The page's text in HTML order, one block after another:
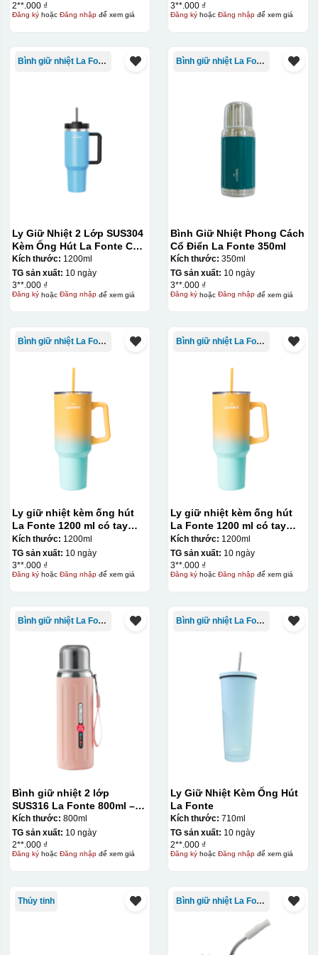
IN Decal lên GỐM SỨ
Bước 1: Tạo khuôn in để tạo ra Decal Bước 2: Dán
decal lên gốm sứ Bước 3: Cho vào lò nung ở nhiệt độ
700-800 độ C
Bước 1: Tạo ra DECALĐể tạo ra decal
giấy đặc biệt, và kích thước logo được căn chỉnh theo
sản phẩm, để khi dán không bị nhỏ hoặc to quá
Decal được in xong, sẽ có 1 nền vàng phía dưới
2**.000 ₫
Đăng kýhoặc Đăng nhậpđể xem giá
3**.000 ₫
Đăng kýhoặc Đăng nhậpđể xem giá
Bình giữ nhiệt La Fonte
Ly Giữ Nhiệt 2 Lớp SUS304
Kèm Ống Hút La Fonte Có
Tay Cầm 1200ml
Kích thước: 1200ml
TG sản xuất: 10 ngày
3**.000 ₫
Đăng kýhoặc Đăng nhậpđể xem giá
Bình giữ nhiệt La Fonte
Bình Giữ Nhiệt Phong Cách
Cổ Điển La Fonte 350ml
Kích thước: 350ml
TG sản xuất: 10 ngày
3**.000 ₫
Đăng kýhoặc Đăng nhậpđể xem giá
Bình giữ nhiệt La Fonte
Ly giữ nhiệt kèm ống hút
La Fonte 1200 ml có tay
cầm – 012317
Kích thước: 1200ml
TG sản xuất: 10 ngày
3**.000 ₫
Đăng kýhoặc Đăng nhậpđể xem giá
Bình giữ nhiệt La Fonte
Ly giữ nhiệt kèm ống hút
La Fonte 1200 ml có tay
cầm – 012317
Kích thước: 1200ml
TG sản xuất: 10 ngày
3**.000 ₫
Đăng kýhoặc Đăng nhậpđể xem giá
Bình giữ nhiệt La Fonte
Bình giữ nhiệt 2 lớp
SUS316 La Fonte 800ml –
012720
Kích thước: 800ml
TG sản xuất: 10 ngày
2**.000 ₫
Đăng kýhoặc Đăng nhậpđể xem giá
Bình giữ nhiệt La Fonte
Ly Giữ Nhiệt Kèm Ống Hút
La Fonte
Kích thước: 710ml
TG sản xuất: 10 ngày
2**.000 ₫
Đăng kýhoặc Đăng nhậpđể xem giá
Thủy tinh Bình giữ nhiệt La Fonte